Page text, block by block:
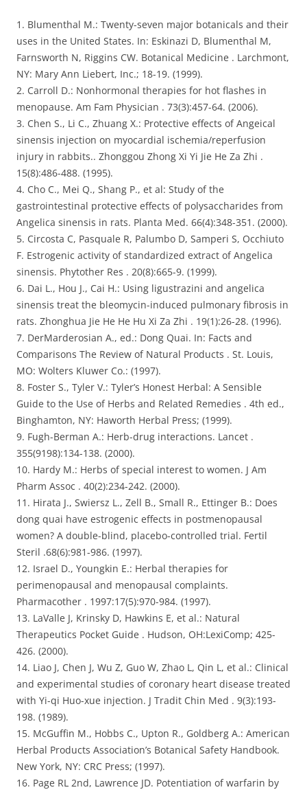
1. Blumenthal M.: Twenty-seven major botanicals and their
uses in the United States. In: Eskinazi D, Blumenthal M,
Farnsworth N, Riggins CW. Botanical Medicine . Larchmont,
NY: Mary Ann Liebert, Inc.; 18-19. (1999).
2. Carroll D.: Nonhormonal therapies for hot flashes in
menopause. Am Fam Physician . 73(3):457-64. (2006).
3. Chen S., Li C., Zhuang X.: Protective effects of Angeical
sinensis injection on myocardial ischemia/reperfusion
injury in rabbits.. Zhonggou Zhong Xi Yi Jie He Za Zhi .
15(8):486-488. (1995).
4. Cho C., Mei Q., Shang P., et al: Study of the
gastrointestinal protective effects of polysaccharides from
Angelica sinensis in rats. Planta Med. 66(4):348-351. (2000).
5. Circosta C, Pasquale R, Palumbo D, Samperi S, Occhiuto
F. Estrogenic activity of standardized extract of Angelica
sinensis. Phytother Res . 20(8):665-9. (1999).
6. Dai L., Hou J., Cai H.: Using ligustrazini and angelica
sinensis treat the bleomycin-induced pulmonary fibrosis in
rats. Zhonghua Jie He He Hu Xi Za Zhi . 19(1):26-28. (1996).
7. DerMarderosian A., ed.: Dong Quai. In: Facts and
Comparisons The Review of Natural Products . St. Louis,
MO: Wolters Kluwer Co.: (1997).
8. Foster S., Tyler V.: Tyler’s Honest Herbal: A Sensible
Guide to the Use of Herbs and Related Remedies . 4th ed.,
Binghamton, NY: Haworth Herbal Press; (1999).
9. Fugh-Berman A.: Herb-drug interactions. Lancet .
355(9198):134-138. (2000).
10. Hardy M.: Herbs of special interest to women. J Am
Pharm Assoc . 40(2):234-242. (2000).
11. Hirata J., Swiersz L., Zell B., Small R., Ettinger B.: Does
dong quai have estrogenic effects in postmenopausal
women? A double-blind, placebo-controlled trial. Fertil
Steril .68(6):981-986. (1997).
12. Israel D., Youngkin E.: Herbal therapies for
perimenopausal and menopausal complaints.
Pharmacother . 1997:17(5):970-984. (1997).
13. LaValle J, Krinsky D, Hawkins E, et al.: Natural
Therapeutics Pocket Guide . Hudson, OH:LexiComp; 425-
426. (2000).
14. Liao J, Chen J, Wu Z, Guo W, Zhao L, Qin L, et al.: Clinical
and experimental studies of coronary heart disease treated
with Yi-qi Huo-xue injection. J Tradit Chin Med . 9(3):193-
198. (1989).
15. McGuffin M., Hobbs C., Upton R., Goldberg A.: American
Herbal Products Association’s Botanical Safety Handbook.
New York, NY: CRC Press; (1997).
16. Page RL 2nd, Lawrence JD. Potentiation of warfarin by